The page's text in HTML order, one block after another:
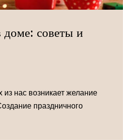
доме: советы и
нас возникает желание
праздничного